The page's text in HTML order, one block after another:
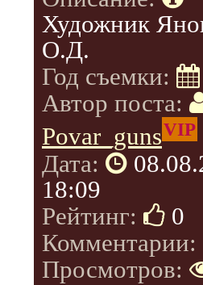
Художник
О.Д.
Год съемки:
Автор поста:
Povar_gunsVIP
Дата:
18:09
Рейтинг:
0
Комментарии:
Просмотров: